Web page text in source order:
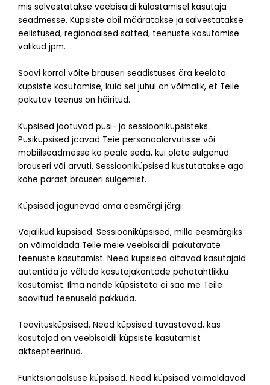
mis salvestatakse veebisaidi külastamisel kasutaja
seadmesse. Küpsiste abil määratakse ja salvestatakse
eelistused, regionaalsed sätted, teenuste kasutamise
valikud jpm.
Soovi korral võite brauseri seadistuses ära keelata
küpsiste kasutamise, kuid sel juhul on võimalik, et Teile
pakutav teenus on häiritud.
Küpsised jaotuvad püsi- ja sessiooniküpsisteks.
Püsiküpsised jäävad Teie personaalarvutisse või
mobiilseadmesse ka peale seda, kui olete sulgenud
brauseri või arvuti. Sessiooniküpsised kustutatakse aga
kohe pärast brauseri sulgemist.
Küpsised jagunevad oma eesmärgi järgi:
Vajalikud küpsised. Sessiooniküpsised, mille eesmärgiks
on võimaldada Teile meie veebisaidil pakutavate
teenuste kasutamist. Need küpsised aitavad kasutajaid
autentida ja vältida kasutajakontode pahatahtlikku
kasutamist. Ilma nende küpsisteta ei saa me Teile
soovitud teenuseid pakkuda.
Teavitusküpsised. Need küpsised tuvastavad, kas
kasutajad on veebisaidil küpsiste kasutamist
aktsepteerinud.
Funktsionaalsuse küpsised. Need küpsised võimaldavad